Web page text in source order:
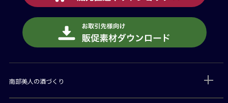
南部美人の酒づくり